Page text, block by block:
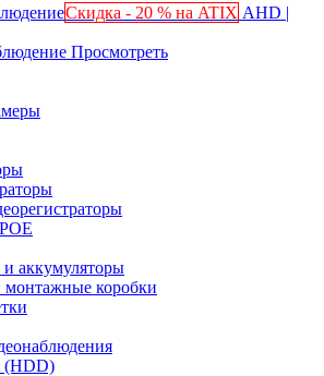
Скидка - 20 % на ATIX AHD |
Просмотреть
аккумуляторы
коробки
(HDD)